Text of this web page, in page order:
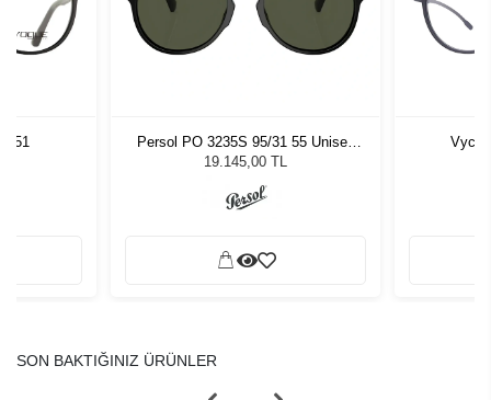
51
Persol PO 3235S 95/31 55 Unisex
Güneş Gözlüğü
19.145,00 TL
SON BAKTIĞINIZ ÜRÜNLER